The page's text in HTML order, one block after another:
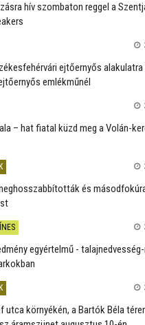
hív szombaton reggel a
ejtőernyős
emlékműnél
– hat fiatal küzd meg a Volán-
és
egyértelmű -
utca környékén, a Bartók Béla